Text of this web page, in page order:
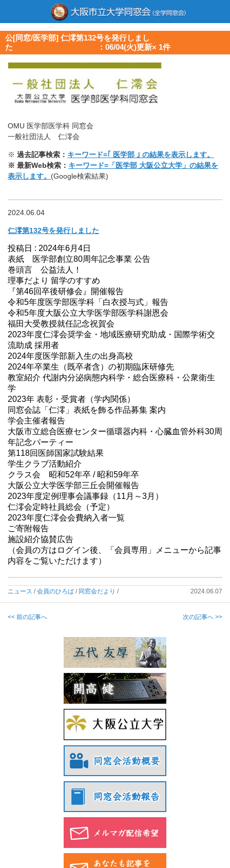
公[同窓/医学部] 仁澪第132号を発行しまし
た ：06/04(火)更新× 1件
OMU 医学部医学科 同窓会
一般社団法人 仁澪会
※ 過去記事検索： キーワード=｢ 医学部 ｣ の結果を表示します。
※ 最新Web検索： キーワード=「医学部 大阪公立大学」の結果を
表示します。 (Google検索結果)
2024.06.04
仁澪第132号を発行しました
投稿日 : 2024年6月4日
表紙 医学部創立80周年記念事業 公告
巻頭言 公益法人！
理事だより 留学のすすめ
『第46回卒後研修会』開催報告
令和5年度医学部医学科「白衣授与式」報告
令和5年度大阪公立大学医学部医学科謝恩会
福田大受教授就任記念祝賀会
2023年度仁澪会奨学金・地域医療研究助成・国際学術交
流助成 採用者
2024年度医学部新入生の出身高校
2024年卒業生（既卒者含）の初期臨床研修先
教室紹介 代謝内分泌病態内科学・総合医療科・公衆衛生
学
2023年 表彰・受賞者（学内関係）
同窓会誌「仁澪」表紙を飾る作品募集 案内
学会主催者報告
大阪市立総合医療センター循環器内科・心臓血管外科30周
年記念パーティー
第118回医師国家試験結果
学生クラブ活動紹介
クラス会 昭和52年卒 / 昭和59年卒
大阪公立大学医学部三丘会開催報告
2023年度定例理事会議事録（11月～3月）
仁澪会定時社員総会（予定）
2023年度仁澪会会費納入者一覧
ご寄附報告
施設紹介協賛広告
（会員の方はログイン後、「会員専用」メニューから記事
内容をご覧いただけます）
ニュース /会員のひろば / 同窓会だより / 2024.06.07
<< 前の記事へ 次の記事へ >>